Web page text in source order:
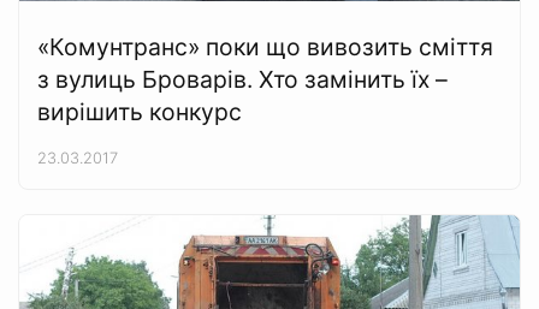
«Комунтранс» поки що вивозить сміття
з вулиць Броварів. Хто замінить їх –
вирішить конкурс
23.03.2017